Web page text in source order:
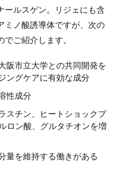
ールスゲン。リジェにも含
ミノ酸誘導体ですが、次の
でご紹介します。
阪市立大学との共同開発を
ングケアに有効な成分
性成分
スチン、ヒートショックプ
ロン酸、グルタチオンを増
量を維持する働きがある